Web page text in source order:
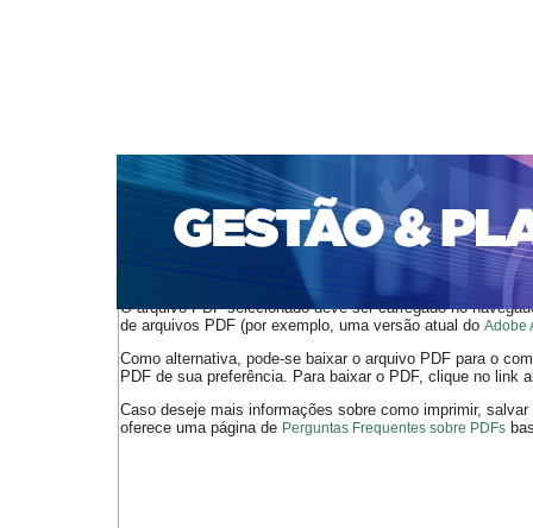
CAPA SOBRE ACESSO CADASTRO
PORTAL DE REVISTAS DA UNIFACS
SUBMISSÕES
PARA SUBMISSÃO DE ARTIGOS
TUTORIAL PARA
Capa v. 24, jan./dez. 2023> Silva Colares
O arquivo PDF selecionado deve ser carregado no
de arquivos PDF (por exemplo, uma versão atual do Adobe
Como alternativa, pode-se baixar o arquivo PDF para o
PDF de sua preferência. Para baixar o PDF, clique no link
Caso deseje mais informações sobre como imprimir,
oferece uma página de Perguntas Frequentes sobre PDFs